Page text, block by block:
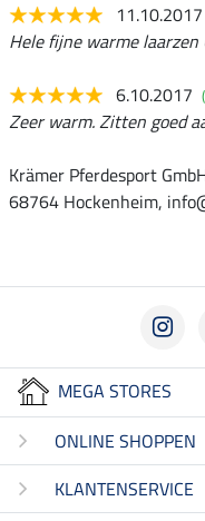
11.10.2017
Hele fijne warme laarzen
6.10.2017
Zeer warm. Zitten goed
Krämer Pferdesport
68764 Hockenheim,
MEGA STORES
ONLINE SHOPPEN
KLANTENSERVICE